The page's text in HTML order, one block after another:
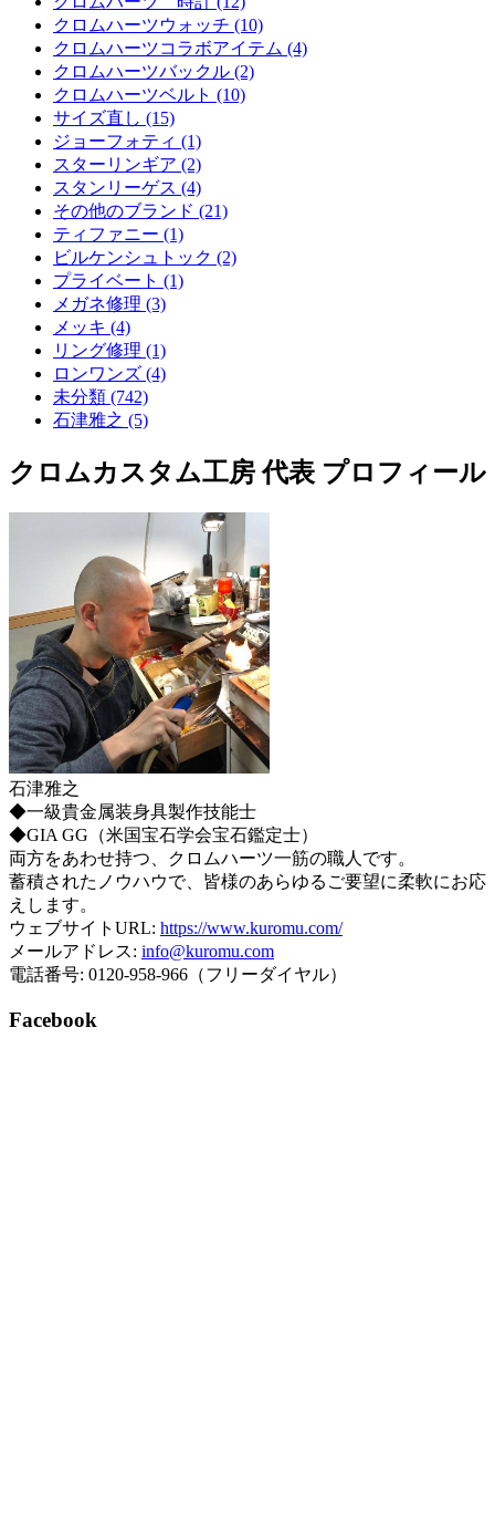
クロムハーツウォッチ (10)
クロムハーツコラボアイテム (4)
クロムハーツバックル (2)
クロムハーツベルト (10)
サイズ直し (15)
ジョーフォティ (1)
スターリンギア (2)
スタンリーゲス (4)
その他のブランド (21)
ティファニー (1)
ビルケンシュトック (2)
プライベート (1)
メガネ修理 (3)
メッキ (4)
リング修理 (1)
ロンワンズ (4)
未分類 (742)
石津雅之 (5)
クロムカスタム工房 代表 プロフィール
石津雅之
◆一級貴金属装身具製作技能士
◆GIA GG（米国宝石学会宝石鑑定士）
両方をあわせ持つ、クロムハーツ一筋の職人です。
蓄積されたノウハウで、皆様のあらゆるご要望に柔軟にお応
えします。
ウェブサイトURL: https://www.kuromu.com/
メールアドレス: info@kuromu.com
電話番号: 0120-958-966（フリーダイヤル）
Facebook